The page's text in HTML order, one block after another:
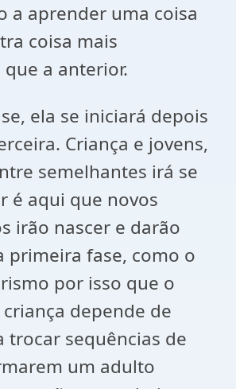
a aprender uma coisa
coisa mais
a anterior.
ela se iniciará depois
Criança e jovens,
semelhantes irá se
é aqui que novos
irão nascer e darão
primeira fase, como o
por isso que o
depende de
trocar sequências de
um adulto